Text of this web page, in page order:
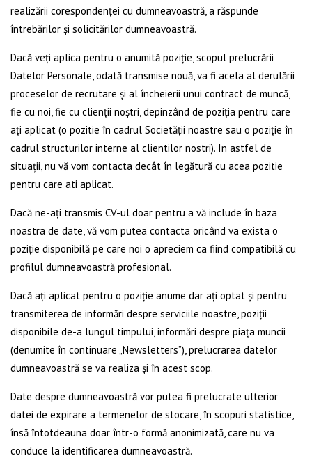
realizării corespondenței cu dumneavoastră, a răspunde
întrebărilor și solicitărilor dumneavoastră.
Dacă veți aplica pentru o anumită poziție, scopul prelucrării
Datelor Personale, odată transmise nouă, va fi acela al derulării
proceselor de recrutare și al încheierii unui contract de muncă,
fie cu noi, fie cu clienții noștri, depinzând de poziția pentru care
ați aplicat (o pozitie în cadrul Societății noastre sau o poziție în
cadrul structurilor interne al clientilor nostri). In astfel de
situații, nu vă vom contacta decât în legătură cu acea pozitie
pentru care ati aplicat.
Dacă ne-ați transmis CV-ul doar pentru a vă include în baza
noastra de date, vă vom putea contacta oricând va exista o
poziție disponibilă pe care noi o apreciem ca fiind compatibilă cu
profilul dumneavoastră profesional.
Dacă ați aplicat pentru o poziție anume dar ați optat și pentru
transmiterea de informări despre serviciile noastre, poziții
disponibile de-a lungul timpului, informări despre piața muncii
(denumite în continuare „Newsletters”), prelucrarea datelor
dumneavoastră se va realiza și în acest scop.
Date despre dumneavoastră vor putea fi prelucrate ulterior
datei de expirare a termenelor de stocare, în scopuri statistice,
însă întotdeauna doar într-o formă anonimizată, care nu va
conduce la identificarea dumneavoastră.